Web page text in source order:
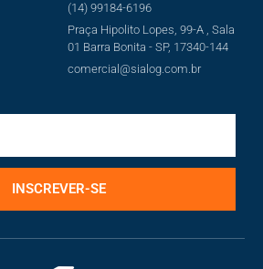
(14) 99184-6196
Praça Hipolito Lopes, 99-A , Sala
01 Barra Bonita - SP, 17340-144
comercial@sialog.com.br
INSCREVER-SE